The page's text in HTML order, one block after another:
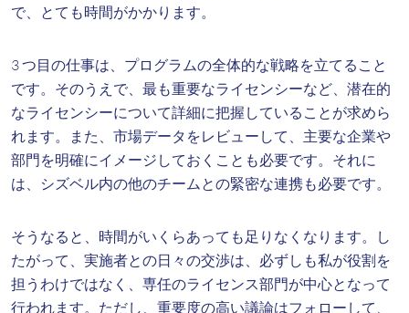
で、とても時間がかかります。
3 つ目の仕事は、プログラムの全体的な戦略を立てること
です。そのうえで、最も重要なライセンシーなど、潜在的
なライセンシーについて詳細に把握していることが求めら
れます。また、市場データをレビューして、主要な企業や
部門を明確にイメージしておくことも必要です。それに
は、シズベル内の他のチームとの緊密な連携も必要です。
そうなると、時間がいくらあっても足りなくなります。し
たがって、実施者との日々の交渉は、必ずしも私が役割を
担うわけではなく、専任のライセンス部門が中心となって
行われます。ただし、重要度の高い議論はフォローして、